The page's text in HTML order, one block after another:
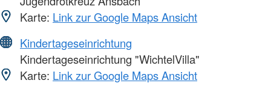
Karte: Link zur Google Maps Ansicht
Kindertageseinrichtung
Kindertageseinrichtung "WichtelVilla"
Karte: Link zur Google Maps Ansicht